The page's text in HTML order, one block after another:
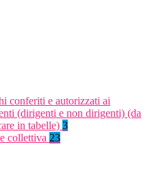
conferiti e autorizzati ai
(dirigenti e non dirigenti) (da
in tabelle) 3
collettiva 23